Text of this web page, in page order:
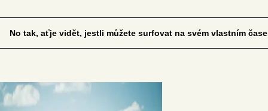
No tak, aťje vidět, jestli můžete surfovat na svém vlastním